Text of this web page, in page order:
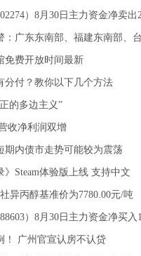
）8月30日主力资金净卖出
免费开放时间最新
分付？教你以下几个方法
的多边主义”
收净利润双增
期内债市走势可能较为震荡
》Steam体验版上线 支持中文
异丙醇基准价为7780.00元/吨
）8月30日主力资金净买入
！ 广州官宣认房不认贷